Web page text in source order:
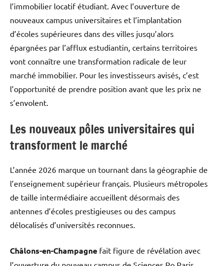
l’immobilier locatif étudiant. Avec l’ouverture de
nouveaux campus universitaires et l’implantation
d’écoles supérieures dans des villes jusqu’alors
épargnées par l’afflux estudiantin, certains territoires
vont connaître une transformation radicale de leur
marché immobilier. Pour les investisseurs avisés, c’est
l’opportunité de prendre position avant que les prix ne
s’envolent.
Les nouveaux pôles universitaires qui
transforment le marché
L’année 2026 marque un tournant dans la géographie de
l’enseignement supérieur français. Plusieurs métropoles
de taille intermédiaire accueillent désormais des
antennes d’écoles prestigieuses ou des campus
délocalisés d’universités reconnues.
Châlons-en-Champagne fait figure de révélation avec